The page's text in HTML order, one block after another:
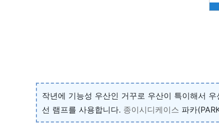
작년에 기능성 우산인 거꾸로 우산이 특이해서
선 램프를 사용합니다. 종이시디케이스 파카